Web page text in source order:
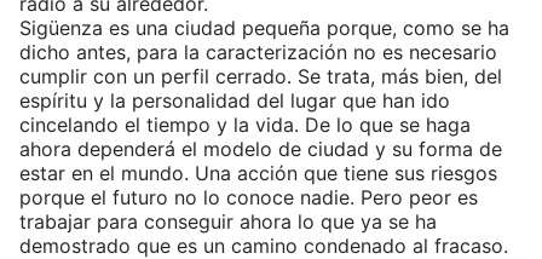
Sigüenza es una ciudad pequeña porque, como se ha
dicho antes, para la caracterización no es necesario
cumplir con un perfil cerrado. Se trata, más bien, del
espíritu y la personalidad del lugar que han ido
cincelando el tiempo y la vida. De lo que se haga
ahora dependerá el modelo de ciudad y su forma de
estar en el mundo. Una acción que tiene sus riesgos
porque el futuro no lo conoce nadie. Pero peor es
trabajar para conseguir ahora lo que ya se ha
demostrado que es un camino condenado al fracaso.